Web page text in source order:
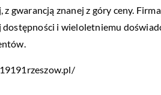
gwarancją znanej z góry ceny.
i wieloletniemu